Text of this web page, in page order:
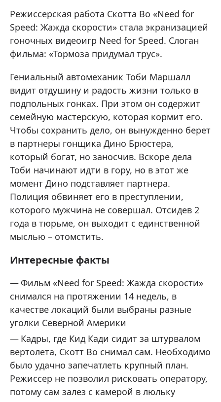
Режиссерская работа Скотта Во «Need for
Speed: Жажда скорости» стала экранизацией
гоночных видеоигр Need for Speed. Слоган
фильма: «Тормоза придумал трус».
Гениальный автомеханик Тоби Маршалл
видит отдушину и радость жизни только в
подпольных гонках. При этом он содержит
семейную мастерскую, которая кормит его.
Чтобы сохранить дело, он вынужденно берет
в партнеры гонщика Дино Брюстера,
который богат, но заносчив. Вскоре дела
Тоби начинают идти в гору, но в этот же
момент Дино подставляет партнера.
Полиция обвиняет его в преступлении,
которого мужчина не совершал. Отсидев 2
года в тюрьме, он выходит с единственной
мыслью – отомстить.
Интересные факты
Фильм «Need for Speed: Жажда скорости»
снимался на протяжении 14 недель, в
качестве локаций были выбраны разные
уголки Северной Америки
Кадры, где Кид Кади сидит за штурвалом
вертолета, Скотт Во снимал сам. Необходимо
было удачно запечатлеть крупный план.
Режиссер не позволил рисковать оператору,
потому сам залез с камерой в люльку